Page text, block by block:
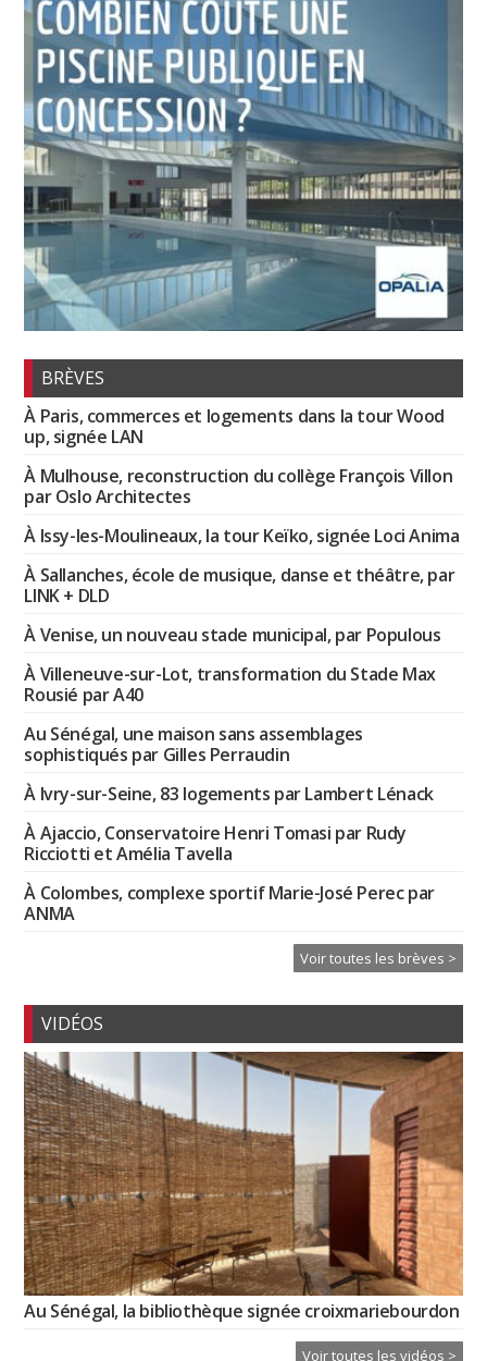
BRÈVES
À Paris, commerces et logements dans la tour Wood
up, signée LAN
À Mulhouse, reconstruction du collège François Villon
par Oslo Architectes
À Issy-les-Moulineaux, la tour Keïko, signée Loci Anima
À Sallanches, école de musique, danse et théâtre, par
LINK + DLD
À Venise, un nouveau stade municipal, par Populous
À Villeneuve-sur-Lot, transformation du Stade Max
Rousié par A40
Au Sénégal, une maison sans assemblages
sophistiqués par Gilles Perraudin
À Ivry-sur-Seine, 83 logements par Lambert Lénack
À Ajaccio, Conservatoire Henri Tomasi par Rudy
Ricciotti et Amélia Tavella
À Colombes, complexe sportif Marie-José Perec par
ANMA
Voir toutes les brèves >
VIDÉOS
Au Sénégal, la bibliothèque signée croixmariebourdon
Voir toutes les vidéos >